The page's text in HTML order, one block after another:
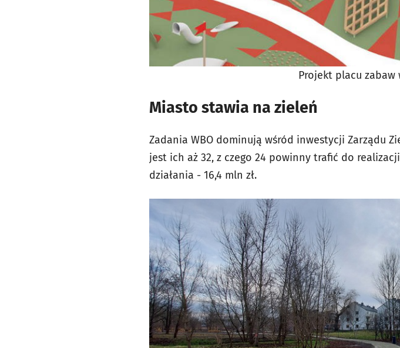
Projekt placu zabaw
Miasto stawia na zieleń
Zadania WBO dominują wśród inwestycji Zarządu
jest ich aż 32, z czego 24 powinny trafić do
działania - 16,4 mln zł.